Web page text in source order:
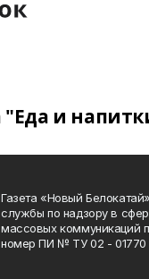
"Еда и
Газета «Новый
службы по надзору в
массовых коммуникаций
номер ПИ № ТУ 02 - 01770